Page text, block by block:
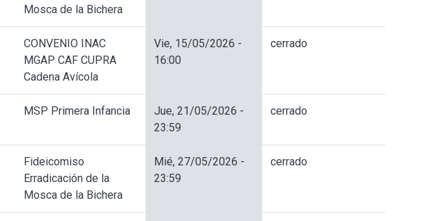
Mosca de la Bichera
CONVENIO INAC
MGAP CAF CUPRA
Cadena Avícola
Vie, 15/05/2026 -
16:00
cerrado
MSP Primera Infancia
Jue, 21/05/2026 -
23:59
cerrado
Fideicomiso
Erradicación de la
Mosca de la Bichera
Mié, 27/05/2026 -
23:59
cerrado